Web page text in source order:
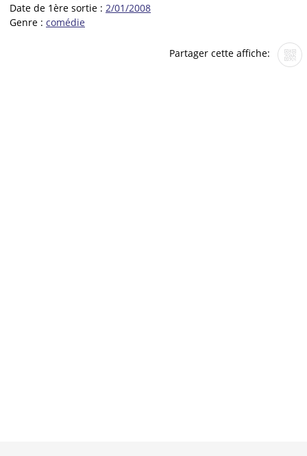
Date de 1ère sortie : 2/01/2008
Genre : comédie
Partager cette affiche: